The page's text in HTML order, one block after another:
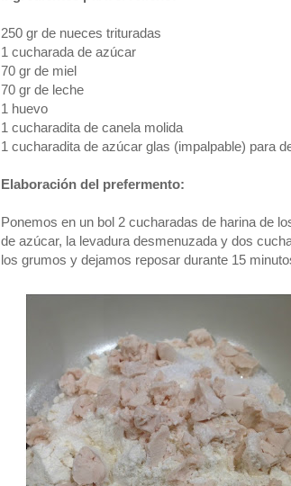
250 gr de nueces trituradas
1 cucharada de azúcar
70 gr de miel
70 gr de leche
1 huevo
1 cucharadita de canela molida
1 cucharadita de azúcar glas (impalpable) para
Elaboración del prefermento:
Ponemos en un bol 2 cucharadas de harina de
de azúcar, la levadura desmenuzada y dos
los grumos y dejamos reposar durante 15